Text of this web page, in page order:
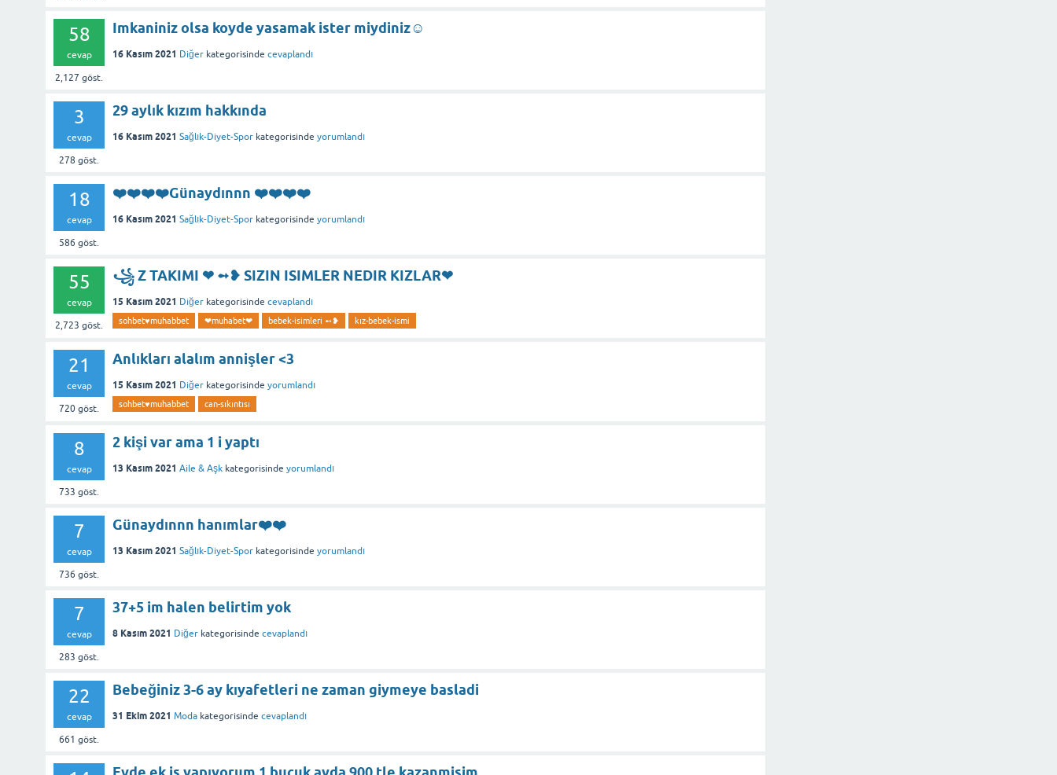
58
cevap
2,127 göst.
Imkaniniz olsa koyde yasamak ister miydiniz☺
16 Kasım 2021 Diğer kategorisinde cevaplandı
3
cevap
278 göst.
29 aylık kızım hakkında
16 Kasım 2021 Sağlık-Diyet-Spor kategorisinde yorumlandı
18
cevap
586 göst.
❤️❤️❤️❤️Günaydınnn ❤️❤️❤️❤️
16 Kasım 2021 Sağlık-Diyet-Spor kategorisinde yorumlandı
55
cevap
2,723 göst.
꧁ Z TAKIMI ❤ ➻❥ SIZIN ISIMLER NEDIR KIZLAR❤
15 Kasım 2021 Diğer kategorisinde cevaplandı
sohbet♥️muhabbet ❤muhabet❤ bebek-isimleri ➻❥ kız-bebek-ismi
21
cevap
720 göst.
Anlıkları alalım annişler <3
15 Kasım 2021 Diğer kategorisinde yorumlandı
sohbet♥️muhabbet can-sıkıntısı
8
cevap
733 göst.
2 kişi var ama 1 i yaptı
13 Kasım 2021 Aile & Aşk kategorisinde yorumlandı
7
cevap
736 göst.
Günaydınnn hanımlar❤️❤️
13 Kasım 2021 Sağlık-Diyet-Spor kategorisinde yorumlandı
7
cevap
283 göst.
37+5 im halen belirtim yok
8 Kasım 2021 Diğer kategorisinde cevaplandı
22
cevap
661 göst.
Bebeğiniz 3-6 ay kıyafetleri ne zaman giymeye basladi
31 Ekim 2021 Moda kategorisinde cevaplandı